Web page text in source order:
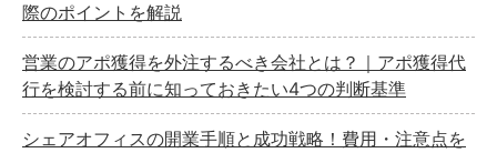
際のポイントを解説
営業のアポ獲得を外注するべき会社とは？｜アポ獲得代
行を検討する前に知っておきたい4つの判断基準
シェアオフィスの開業手順と成功戦略！費用・注意点を